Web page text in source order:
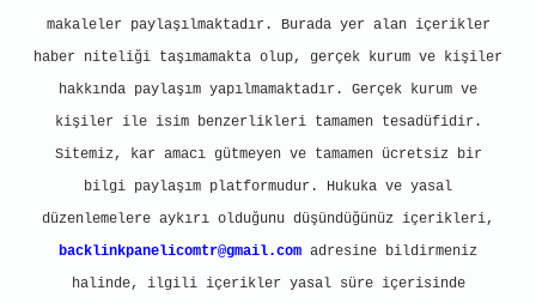
makaleler paylaşılmaktadır. Burada yer alan içerikler
haber niteliği taşımamakta olup, gerçek kurum ve kişiler
hakkında paylaşım yapılmamaktadır. Gerçek kurum ve
kişiler ile isim benzerlikleri tamamen tesadüfidir.
Sitemiz, kar amacı gütmeyen ve tamamen ücretsiz bir
bilgi paylaşım platformudur. Hukuka ve yasal
düzenlemelere aykırı olduğunu düşündüğünüz içerikleri,
backlinkpanelicomtr@gmail.com adresine bildirmeniz
halinde, ilgili içerikler yasal süre içerisinde